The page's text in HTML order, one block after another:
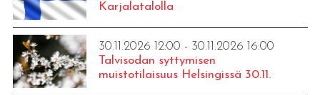
Karjalatalolla
30.11.2026 12:00 - 30.11.2026 16:00
Talvisodan syttymisen
muistotilaisuus Helsingissä 30.11.